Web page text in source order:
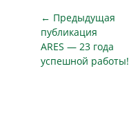
не платили
зарплату месяцами
и не оформляли
законным образом.
“Тяжелое
Навигация
по
записям
← Предыдущая
публикация
Предыдущая
публикация
ARES — 23 года
успешной работы!